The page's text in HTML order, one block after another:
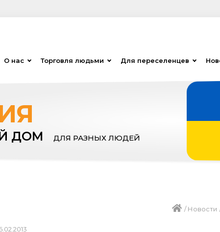
О нас Торговля людьми Для переселенцев
ДОМ ДЛЯ РАЗНЫХ ЛЮДЕЙ
/Новости